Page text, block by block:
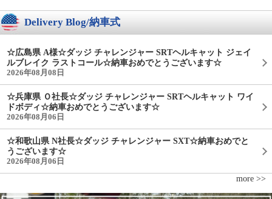
Delivery Blog/納車式
☆広島県 A様☆ダッジ チャレンジャー SRTヘルキャット ジェイ
ルブレイク ラストコール☆納車おめでとうございます☆
2026年08月08日
☆兵庫県 Ｏ社長☆ダッジ チャレンジャー SRTヘルキャット ワイ
ドボディ☆納車おめでとうございます☆
2026年08月06日
☆和歌山県 N社長☆ダッジ チャレンジャー SXT☆納車おめでと
うございます☆
2026年08月06日
more >>